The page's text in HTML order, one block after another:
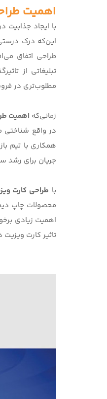
اهمیت
با ایجاد
این‌که درک درستی
طراحی اتفاق
تبلیغاتی از
مطلوب‌تری در
زمانی‌که اهمیت
در واقع شناختی
همکاری با تیم
جریان برای رشد
با طراحی کارت
محصولات چاپ
اهمیت زیادی
تاثیر کارت ویزیت